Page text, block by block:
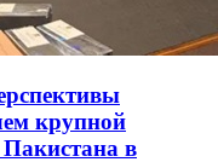
крупной
в